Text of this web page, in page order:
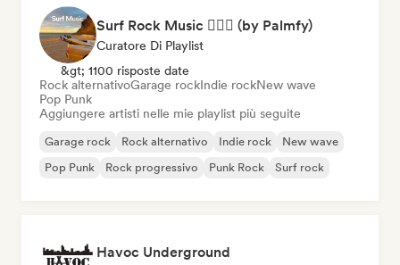
Surf Rock Music 🏄🏻‍♂️ (by Palmfy)
Curatore Di Playlist
&gt; 1100 risposte date
Rock alternativoGarage rockIndie rockNew wave
Pop Punk
Aggiungere artisti nelle mie playlist più seguite
Garage rock Rock alternativo Indie rock
New wave
Pop Punk
Rock progressivo Punk Rock Surf rock
Havoc Underground